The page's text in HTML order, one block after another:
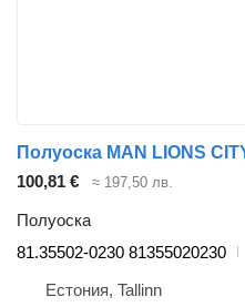
100,81 € ≈ 197,50 лв.
Полуоска
81.35502-0230 81355020230
Естония, Tallinn